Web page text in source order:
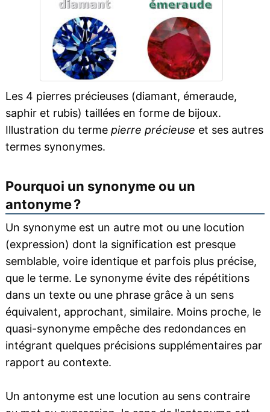
Les 4 pierres précieuses (diamant, émeraude,
saphir et rubis) taillées en forme de bijoux.
Illustration du terme pierre précieuse et ses autres
termes synonymes.
Pourquoi un synonyme ou un
antonyme ?
Un synonyme est un autre mot ou une locution
(expression) dont la signification est presque
semblable, voire identique et parfois plus précise,
que le terme. Le synonyme évite des répétitions
dans un texte ou une phrase grâce à un sens
équivalent, approchant, similaire. Moins proche, le
quasi-synonyme empêche des redondances en
intégrant quelques précisions supplémentaires par
rapport au contexte.
Un antonyme est une locution au sens contraire